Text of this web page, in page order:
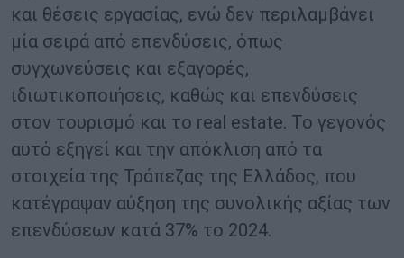
και θέσεις εργασίας, ενώ δεν περιλαμβάνει
μία σειρά από επενδύσεις, όπως
συγχωνεύσεις και εξαγορές,
ιδιωτικοποιήσεις, καθώς και επενδύσεις
στον τουρισμό και το real estate. Το γεγονός
αυτό εξηγεί και την απόκλιση από τα
στοιχεία της Τράπεζας της Ελλάδος, που
κατέγραψαν αύξηση της συνολικής αξίας των
επενδύσεων κατά 37% το 2024.